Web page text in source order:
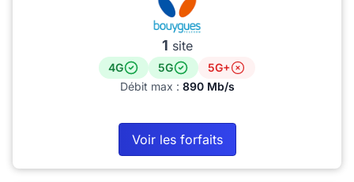
1 site
4G 5G
5G+
Débit max : 890 Mb/s
Voir les forfaits